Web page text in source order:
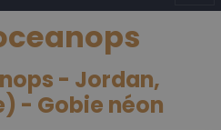
- Jordan,
- Gobie néon